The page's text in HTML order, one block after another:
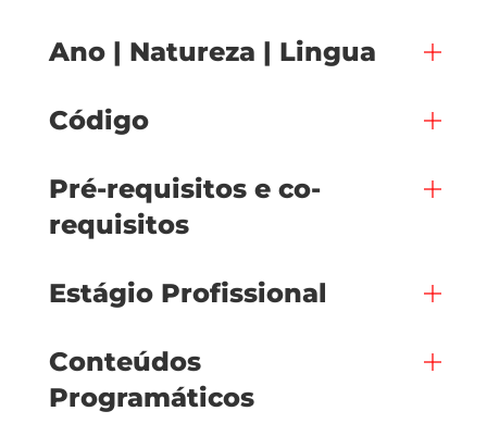
Ano | Natureza | Lingua
Código
Pré-requisitos e co-
requisitos
Estágio Profissional
Conteúdos
Programáticos